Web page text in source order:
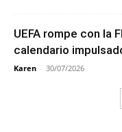
UEFA rompe con la
calendario
Karen - 30/07/2026